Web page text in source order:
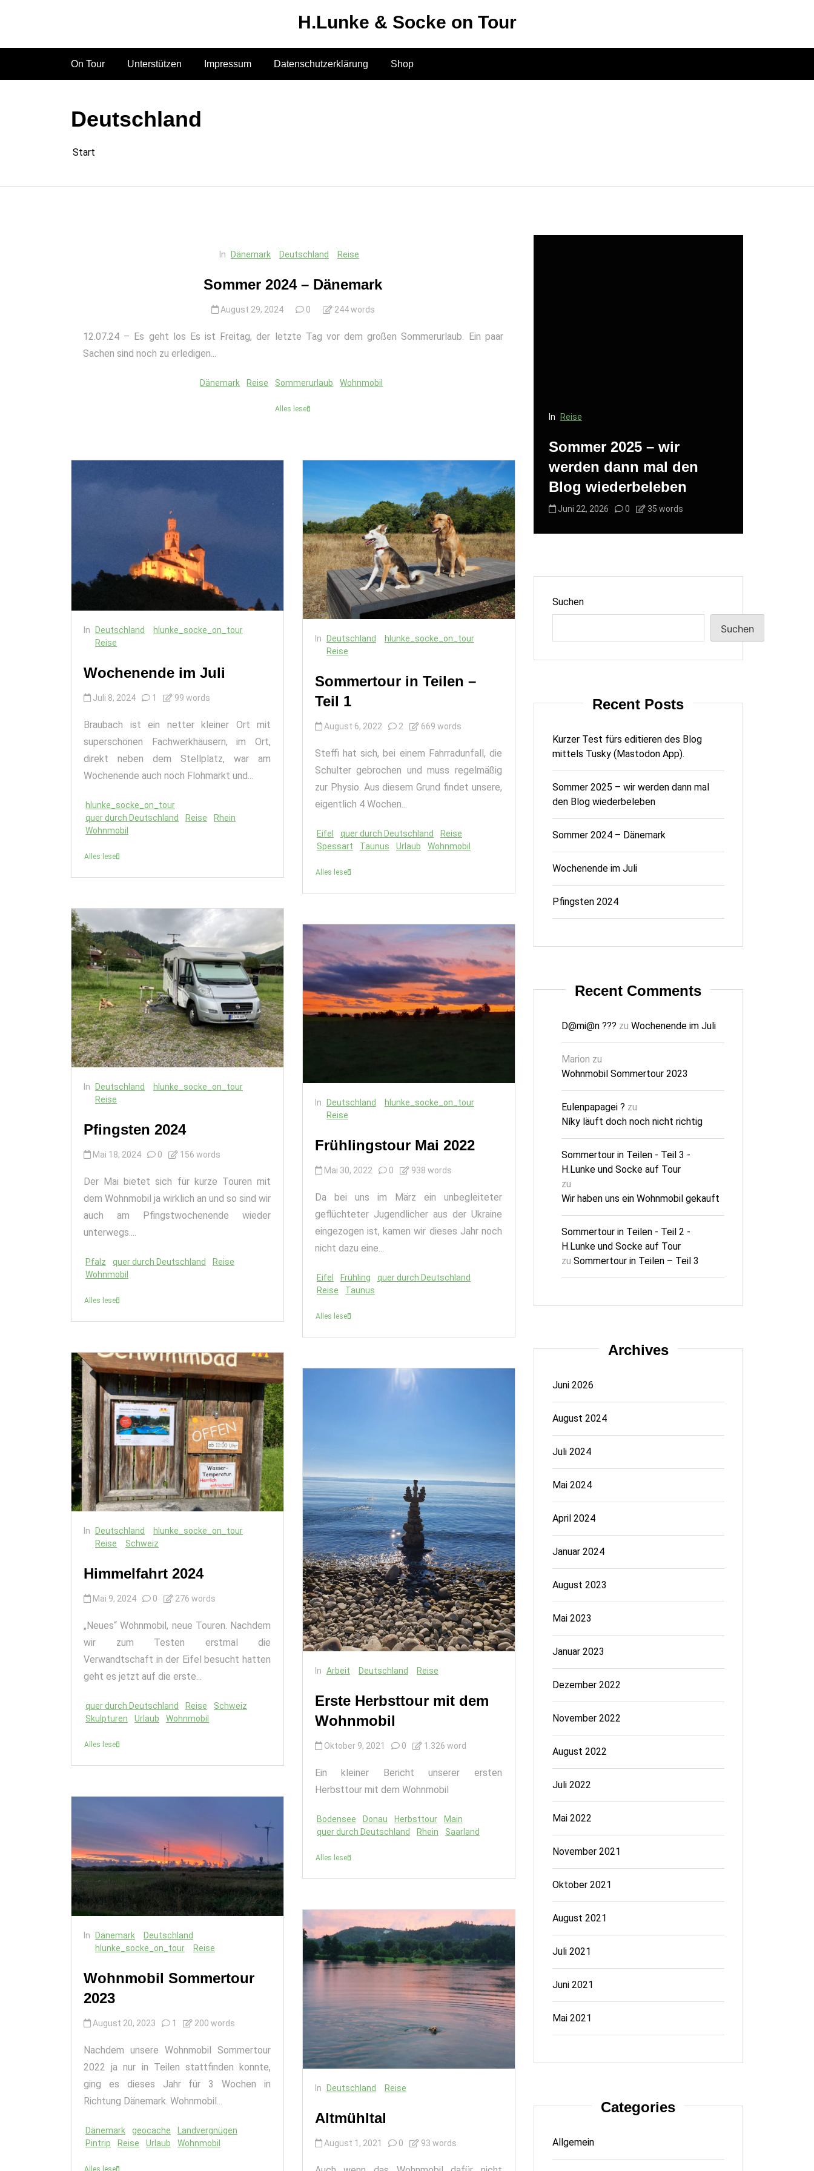
H.Lunke & Socke on Tour
On Tour Unterstützen Impressum Datenschutzerklärung Shop
Deutschland
Start
In Dänemark Deutschland Reise
Sommer 2024 – Dänemark
August 29, 2024 0 244 words
12.07.24 – Es geht los Es ist Freitag, der letzte Tag vor dem großen Sommerurlaub. Ein paar
Sachen sind noch zu erledigen...
Dänemark Reise Sommerurlaub Wohnmobil
Alles lesen
In Deutschland
hlunke_socke_on_tour
Reise
Wochenende im Juli
Juli 8, 2024 1 99 words
Braubach ist ein netter kleiner Ort mit
superschönen Fachwerkhäusern, im Ort,
direkt neben dem Stellplatz, war am
Wochenende auch noch Flohmarkt und...
hlunke_socke_on_tour
quer durch Deutschland
Reise
Rhein
Wohnmobil
Alles lesen
In Deutschland
hlunke_socke_on_tour
Reise
Pfingsten 2024
Mai 18, 2024 0 156 words
Der Mai bietet sich für kurze Touren mit
dem Wohnmobil ja wirklich an und so sind wir
auch am Pfingstwochenende wieder
unterwegs....
Pfalz quer durch Deutschland
Reise
Wohnmobil
Alles lesen
In Deutschland
hlunke_socke_on_tour
Reise
Schweiz
Himmelfahrt 2024
Mai 9, 2024 0 276 words
„Neues“ Wohnmobil, neue Touren. Nachdem
wir zum Testen erstmal die
Verwandtschaft in der Eifel besucht hatten
geht es jetzt auf die erste...
quer durch Deutschland Reise
Schweiz
Skulpturen
Urlaub Wohnmobil
Alles lesen
In Dänemark
Deutschland
hlunke_socke_on_tour
Reise
Wohnmobil Sommertour
2023
August 20, 2023 1 200 words
Nachdem unsere Wohnmobil Sommertour
2022 ja nur in Teilen stattfinden konnte,
ging es dieses Jahr für 3 Wochen in
Richtung Dänemark. Wohnmobil...
Dänemark geocache
Landvergnügen
Pintrip
Reise Urlaub Wohnmobil
Alles lesen
In Deutschland
hlunke_socke_on_tour
Reise
Sommertour in Teilen –
Teil 1
August 6, 2022 2 669 words
Steffi hat sich, bei einem Fahrradunfall, die
Schulter gebrochen und muss regelmäßig
zur Physio. Aus diesem Grund findet unsere,
eigentlich 4 Wochen...
Eifel quer durch Deutschland
Reise
Spessart
Taunus Urlaub Wohnmobil
Alles lesen
In Deutschland
hlunke_socke_on_tour
Reise
Frühlingstour Mai 2022
Mai 30, 2022 0 938 words
Da bei uns im März ein unbegleiteter
geflüchteter Jugendlicher aus der Ukraine
eingezogen ist, kamen wir dieses Jahr noch
nicht dazu eine...
Eifel Frühling
quer durch Deutschland
Reise
Taunus
Alles lesen
In Arbeit Deutschland Reise
Erste Herbsttour mit dem
Wohnmobil
Oktober 9, 2021 0 1.326 word
Ein kleiner Bericht unserer ersten
Herbsttour mit dem Wohnmobil
Bodensee Donau Herbsttour
Main
quer durch Deutschland
Rhein Saarland
Alles lesen
In Deutschland Reise
Altmühltal
August 1, 2021 0 93 words
Blog wiederbeleben
Juni 22, 2026
des Blog mittels Tusky
(Mastodon App).
Juni 22, 2026 0 12 words
In Reise
Sommer 2025 – wir
werden dann mal den
Blog wiederbeleben
Juni 22, 2026 0 35 words
Suchen
Suchen
Recent Posts
Kurzer Test fürs editieren des Blog
mittels Tusky (Mastodon App).
Sommer 2025 – wir werden dann mal
den Blog wiederbeleben
Sommer 2024 – Dänemark
Wochenende im Juli
Pfingsten 2024
Recent Comments
D@mi@n ??? zu Wochenende im Juli
Marion zu
Wohnmobil Sommertour 2023
Eulenpapagei ? zu
Níky läuft doch noch nicht richtig
Sommertour in Teilen - Teil 3 -
H.Lunke und Socke auf Tour
zu
Wir haben uns ein Wohnmobil gekauft
Sommertour in Teilen - Teil 2 -
H.Lunke und Socke auf Tour
zu Sommertour in Teilen – Teil 3
Archives
Juni 2026
August 2024
Juli 2024
Mai 2024
April 2024
Januar 2024
August 2023
Mai 2023
Januar 2023
Dezember 2022
November 2022
August 2022
Juli 2022
Mai 2022
November 2021
Oktober 2021
August 2021
Juli 2021
Juni 2021
Mai 2021
Categories
Allgemein